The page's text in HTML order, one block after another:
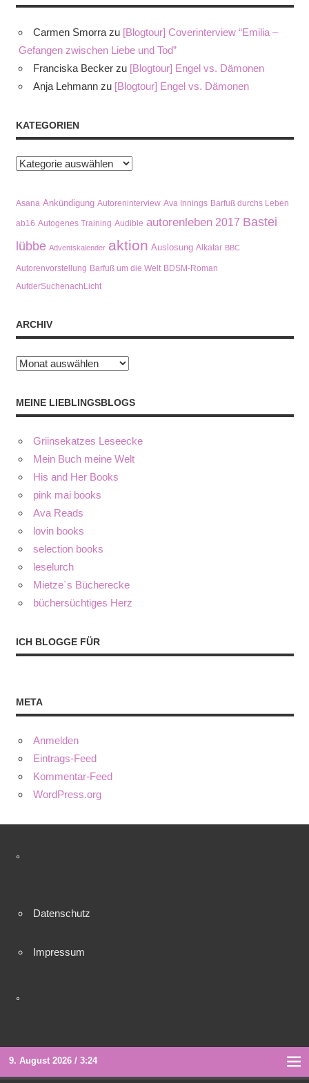
Carmen Smorra zu [Blogtour] Coverinterview “Emilia –
Gefangen zwischen Liebe und Tod”
Franciska Becker zu [Blogtour] Engel vs. Dämonen
Anja Lehmann zu [Blogtour] Engel vs. Dämonen
KATEGORIEN
Kategorien
Asana Ankündigung Autoreninterview Ava Innings Barfuß durchs Leben
ab16 Autogenes Training Audible autorenleben 2017 Bastei
lübbe Adventskalender aktion Auslosung Alkatar BBC
Autorenvorstellung Barfuß um die Welt BDSM-Roman
AufderSuchenachLicht
ARCHIV
Archiv
MEINE LIEBLINGSBLOGS
Griinsekatzes Leseecke
Mein Buch meine Welt
His and Her Books
pink mai books
Ava Reads
lovin books
selection books
leselurch
Mietze´s Bücherecke
büchersüchtiges Herz
ICH BLOGGE FÜR
META
Anmelden
Eintrags-Feed
Kommentar-Feed
WordPress.org
°
Datenschutz
Impressum
°
9. August 2026 / 3:24